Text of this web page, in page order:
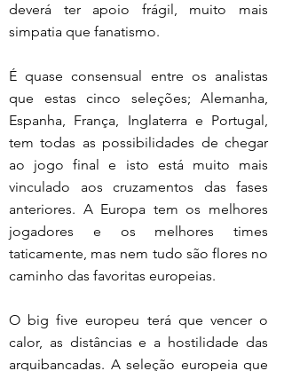
deverá ter apoio frágil, muito mais
simpatia que fanatismo.
É quase consensual entre os analistas
que estas cinco seleções; Alemanha,
Espanha, França, Inglaterra e Portugal,
tem todas as possibilidades de chegar
ao jogo final e isto está muito mais
vinculado aos cruzamentos das fases
anteriores. A Europa tem os melhores
jogadores e os melhores times
taticamente, mas nem tudo são flores no
caminho das favoritas europeias.
O big five europeu terá que vencer o
calor, as distâncias e a hostilidade das
arquibancadas. A seleção europeia que